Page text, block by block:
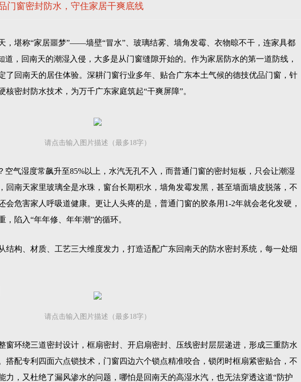
门窗密封防水，守住家居干爽底线
，堪称“家居噩梦”——墙壁“冒水”、玻璃结雾、墙角发霉、衣物晾不干，连家具都
道，回南天的潮湿入侵，大多是从门窗缝隙开始的。作为家居防水的第一道防线，
了回南天的居住体验。深耕门窗行业多年、贴合广东本土气候的德技优品门窗，针
核密封防水技术，为万千广东家庭筑起“干爽屏障”。
请点击输入图片描述（最多18字）
空气湿度常飙升至85%以上，水汽无孔不入，而普通门窗的密封短板，只会让潮湿
回南天家里玻璃全是水珠，窗台长期积水，墙角发霉发黑，甚至墙面墙皮脱落，不
会危害家人呼吸道健康。更让人头疼的是，普通门窗的胶条用1-2年就会老化发硬，
陷入“年年修、年年潮”的循环。
结构、材质、工艺三大维度发力，打造适配广东回南天的防水密封系统，每一处细
请点击输入图片描述（最多18字）
窗环绕三道密封设计，框扇密封、开启扇密封、压线密封层层递进，形成三重防水
搭配专利四面六点锁技术，门窗四边六个锁点精准咬合，锁闭时框扇紧密贴合，不
力，又杜绝了漏风渗水的问题，哪怕是回南天的高湿水汽，也无法穿透这道“防护